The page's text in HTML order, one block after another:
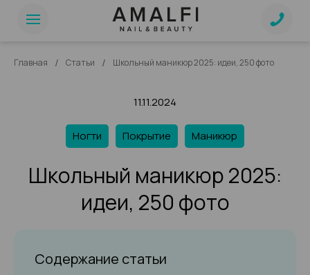
Главная / Статьи / Школьный маникюр 2025: идеи, 250 фото
11.11.2024
Ногти Покрытие Маникюр
Школьный маникюр 2025:
идеи, 250 фото
Содержание статьи